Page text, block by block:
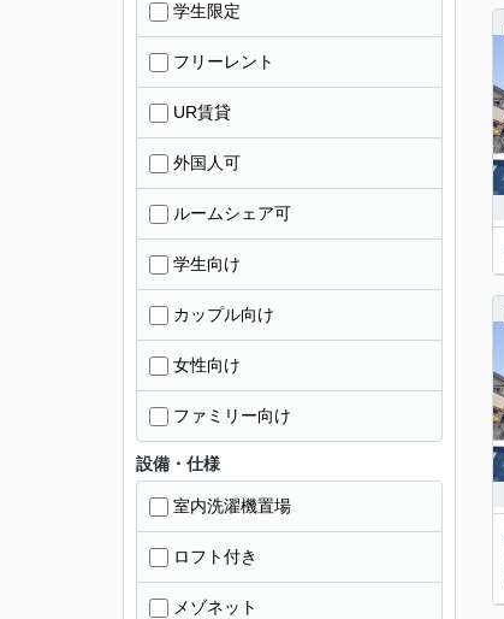
学生限定
フリーレント
UR賃貸
外国人可
ルームシェア可
学生向け
カップル向け
女性向け
ファミリー向け
設備・仕様
室内洗濯機置場
ロフト付き
メゾネット